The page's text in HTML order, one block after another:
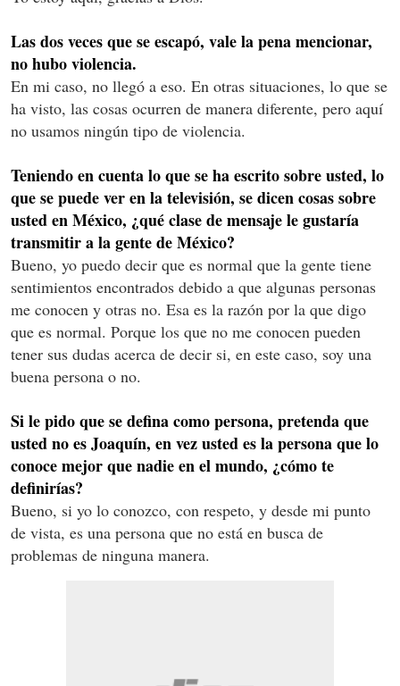
Las dos veces que se escapó, vale la pena mencionar,
no hubo violencia.
En mi caso, no llegó a eso. En otras situaciones, lo que se
ha visto, las cosas ocurren de manera diferente, pero aquí
no usamos ningún tipo de violencia.
Teniendo en cuenta lo que se ha escrito sobre usted, lo
que se puede ver en la televisión, se dicen cosas sobre
usted en México, ¿qué clase de mensaje le gustaría
transmitir a la gente de México?
Bueno, yo puedo decir que es normal que la gente tiene
sentimientos encontrados debido a que algunas personas
me conocen y otras no. Esa es la razón por la que digo
que es normal. Porque los que no me conocen pueden
tener sus dudas acerca de decir si, en este caso, soy una
buena persona o no.
Si le pido que se defina como persona, pretenda que
usted no es Joaquín, en vez usted es la persona que lo
conoce mejor que nadie en el mundo, ¿cómo te
definirías?
Bueno, si yo lo conozco, con respeto, y desde mi punto
de vista, es una persona que no está en busca de
problemas de ninguna manera.